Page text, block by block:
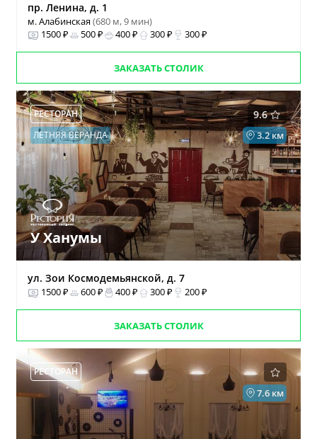
пр. Ленина, д. 1
м. Алабинская(680 м, 9 мин)
1500 ₽
500 ₽ 400 ₽ 300 ₽ 300 ₽
ЗАКАЗАТЬ СТОЛИК
9.6
РЕСТОРАН
3.2 км
ЛЕТНЯЯ ВЕРАНДА
У Ханумы
ул. Зои Космодемьянской, д. 7
1500 ₽ 600 ₽ 400 ₽ 300 ₽ 200 ₽
ЗАКАЗАТЬ СТОЛИК
РЕСТОРАН
7.6 км